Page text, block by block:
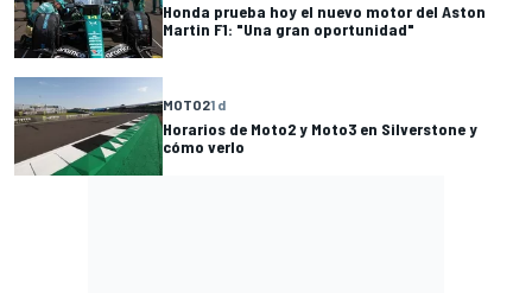
Honda prueba hoy el nuevo motor del Aston
Martin F1: "Una gran oportunidad"
MOTO21 d
Horarios de Moto2 y Moto3 en Silverstone y
cómo verlo